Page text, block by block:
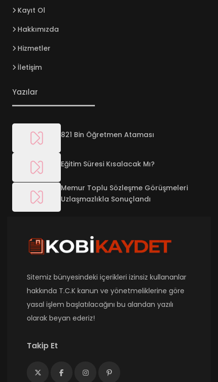
Kayıt Ol
Hakkımızda
Hizmetler
İletişim
Yazılar
821 Bin Öğretmen Ataması
Eğitim Süresi Kısalacak Mı?
Memur Toplu Sözleşme Görüşmeleri
Uzlaşmazlıkla Sonuçlandı
Sitemiz bünyesindeki içerikleri izinsiz kullananlar
hakkında T.C.K kanun ve yönetmeliklerine göre
yasal işlem başlatılacağını bu alandan yazılı
olarak beyan ederiz!
Takip Et